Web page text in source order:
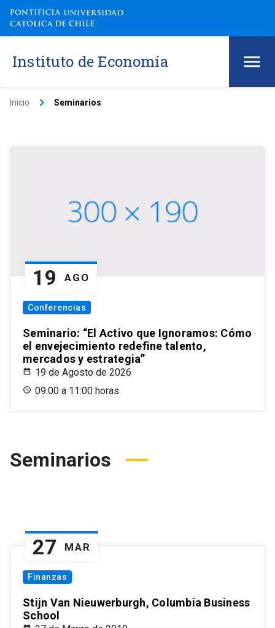
Instituto de Economía
Inicio keyboard_arrow_right Seminarios
19 AGO
Conferencias
Seminario: “El Activo que Ignoramos: Cómo
el envejecimiento redefine talento,
mercados y estrategia”
19 de Agosto de 2026
09:00 a 11:00 horas
Seminarios
27 MAR
Finanzas
Stijn Van Nieuwerburgh, Columbia Business
School